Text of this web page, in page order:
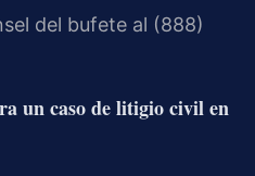
del bufete al (888)
un caso de litigio civil en